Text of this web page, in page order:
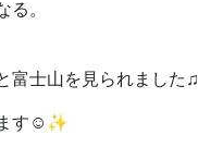
。
富士山を見られました♫
す☺️✨